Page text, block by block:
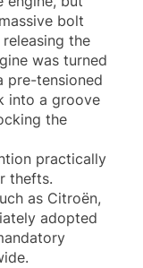
bolt
the
was turned
pre-tensioned
into a groove
the
practically
thefts.
as Citroën,
adopted